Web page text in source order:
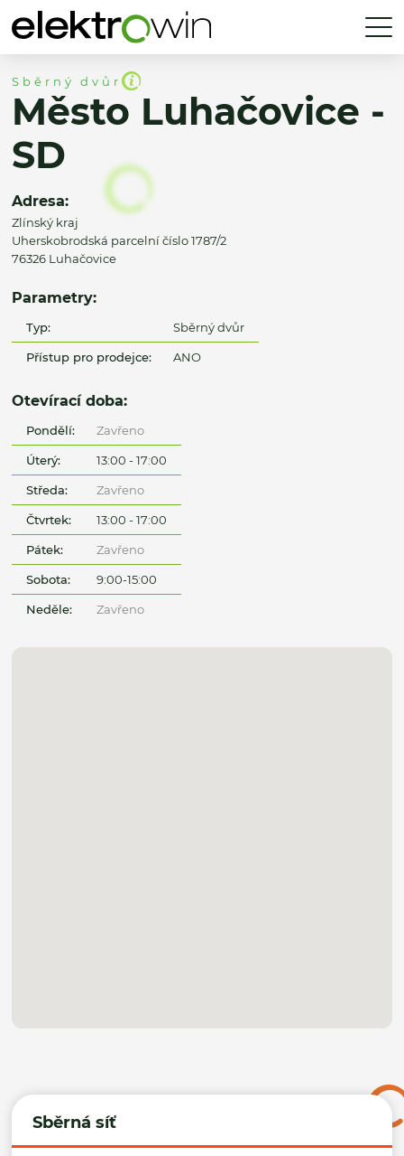
Sběrná síť
Sběrný dvůr
Město Luhačovice -
SD
Adresa:
Zlínský kraj
Uherskobrodská parcelní číslo 1787/2
76326 Luhačovice
Parametry:
Typ: Sběrný dvůr
Přístup pro prodejce: ANO
Otevírací doba:
Pondělí: Zavřeno
Úterý: 13:00 - 17:00
Středa: Zavřeno
Čtvrtek: 13:00 - 17:00
Pátek: Zavřeno
Sobota: 9:00-15:00
Neděle: Zavřeno